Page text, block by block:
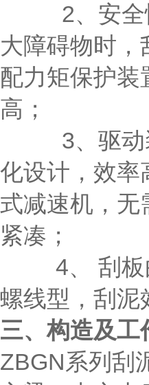
2、安全
大障碍物时，
配力矩保护装
高；
3、驱动
化设计，效率
式减速机，无
紧凑；
4、 刮板
螺线型，刮泥
三、构造及工
ZBGN系列刮